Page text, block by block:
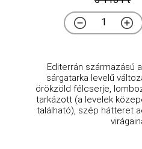
Editerrán származású
sárgatarka levelű
örökzöld félcserje,
tarkázott (a levelek
található), szép hátteret